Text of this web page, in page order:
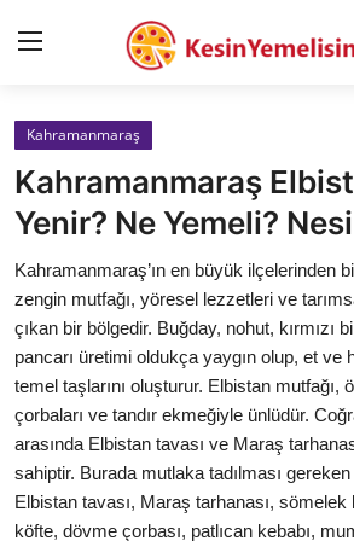
AnaSayfa
Gizlilik Sözleşmesi
Rüya Tabirleri
Diyet & Sağlıklı Beslenme
İletişim
Şehirler
Helal Gıda & Dini Hükümler
Gıda Güvenliği & Bilimi
Kahramanmaraş
Kahramanmaraş
Yenir? Ne Yemeli?
Kahramanmaraş’ın en büyük ilçelerinden
zengin mutfağı, yöresel lezzetleri ve
çıkan bir bölgedir. Buğday, nohut, kırmızı
pancarı üretimi oldukça yaygın olup, et ve
temel taşlarını oluşturur. Elbistan mutfağı,
çorbaları ve tandır ekmeğiyle ünlüdür.
arasında Elbistan tavası ve Maraş
sahiptir. Burada mutlaka tadılması
Elbistan tavası, Maraş tarhanası, sömelek
köfte, dövme çorbası, patlıcan kebabı,